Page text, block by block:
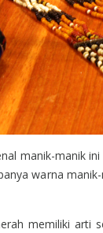
manik-manik
warna
memiliki arti